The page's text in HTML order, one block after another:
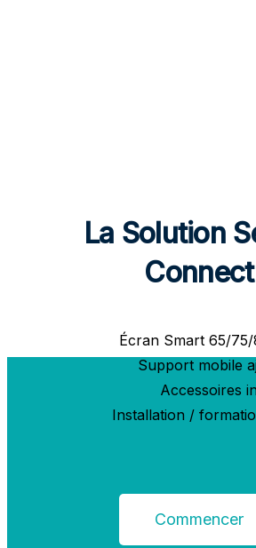
La Solution
Connect
Écran Smart 65/
Support mobile
Accessoires
Installation /
Commencer